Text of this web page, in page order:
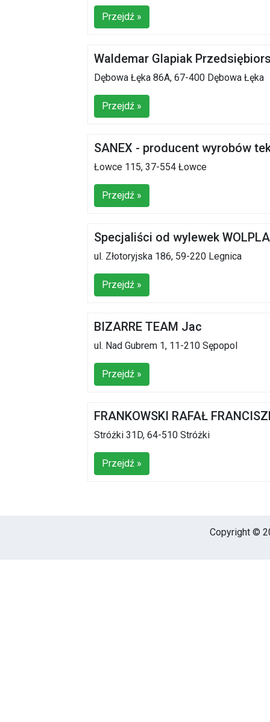
Przejdź »
Waldemar Glapiak
Dębowa Łęka 86A, 67-400 Dębowa Łęka
Przejdź »
SANEX - producent wyrobów
Łowce 115, 37-554 Łowce
Przejdź »
Specjaliści od wylewek
ul. Złotoryjska 186, 59-220 Legnica
Przejdź »
BIZARRE TEAM Jac
ul. Nad Gubrem 1, 11-210 Sępopol
Przejdź »
FRANKOWSKI RAFAŁ
Stróżki 31D, 64-510 Stróżki
Przejdź »
Copyright ©